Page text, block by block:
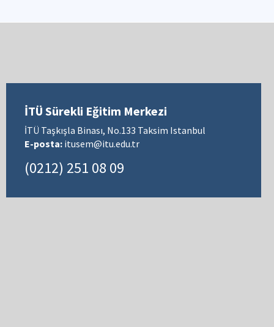
İTÜ Sürekli Eğitim Merkezi
İTÜ Taşkışla Binası, No.133 Taksim Istanbul
E-posta: itusem@itu.edu.tr
(0212) 251 08 09